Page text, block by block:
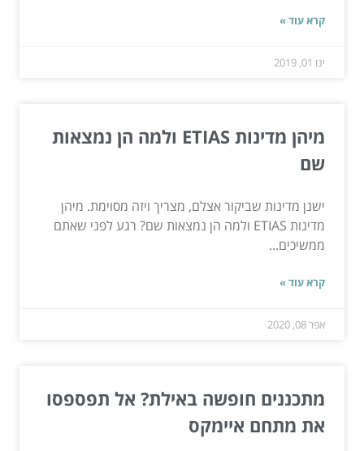
קרא עוד »
ינו 01, 2019
מיהן מדינות ETIAS ולמה הן נמצאות
שם
ישנן מדינות שביקור אצלם, מצריך ויזה מסוימת. מיהן
מדינות ETIAS ולמה הן נמצאות שם? רגע לפני שאתם
ממשיכים...
קרא עוד »
אפר 08, 2020
מתכננים חופשה באילת? אל תפספסו
את מתחם איימקס